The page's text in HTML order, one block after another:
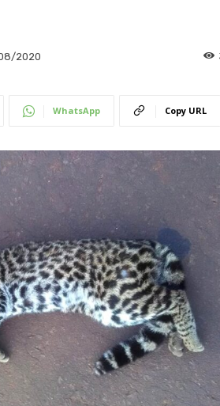
2020
WhatsApp Copy URL